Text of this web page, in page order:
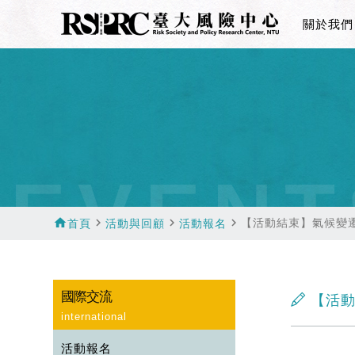
關於我們
home首頁 navigate_next活動與回顧 navigate_next活動報名 navigate_next 【活動結束】氣候
國際交流
international
活動報名
【活